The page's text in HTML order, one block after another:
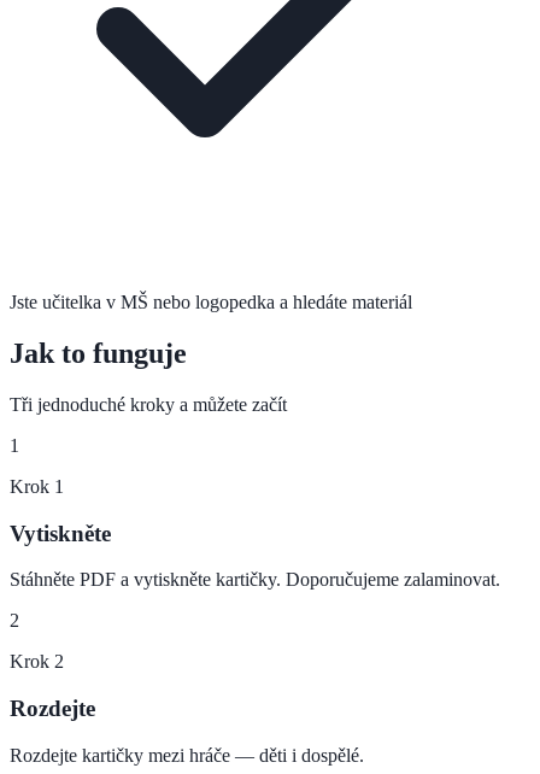
Jste učitelka v MŠ nebo logopedka a hledáte materiál
Jak to funguje
Tři jednoduché kroky a můžete začít
1
Krok 1
Vytiskněte
Stáhněte PDF a vytiskněte kartičky. Doporučujeme zalaminovat.
2
Krok 2
Rozdejte
Rozdejte kartičky mezi hráče — děti i dospělé.